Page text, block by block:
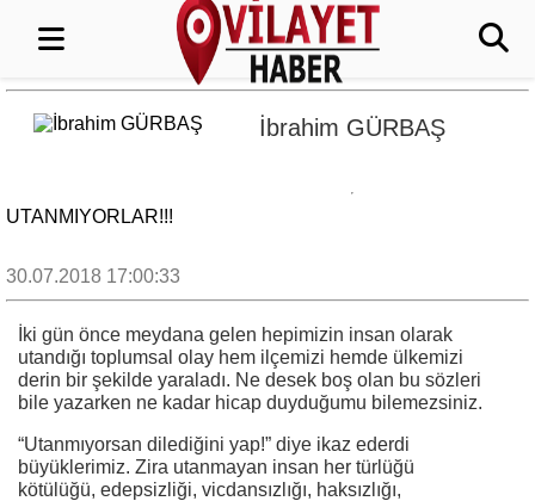
İbrahim GÜRBAŞ
UTANMIYORLAR!!!
30.07.2018 17:00:33
İki gün önce meydana gelen hepimizin insan olarak
utandığı toplumsal olay hem ilçemizi hemde ülkemizi
derin bir şekilde yaraladı. Ne desek boş olan bu sözleri
bile yazarken ne kadar hicap duyduğumu bilemezsiniz.
“Utanmıyorsan dilediğini yap!” diye ikaz ederdi
büyüklerimiz. Zira utanmayan insan her türlüğü
kötülüğü, edepsizliği, vicdansızlığı, haksızlığı,